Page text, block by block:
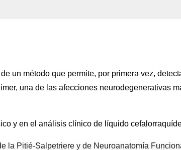
un método que permite, por primera vez,
una de las afecciones neurodegenerativas
y en el análisis clínico de líquido
la Pitié-Salpetriere y de Neuroanatomía